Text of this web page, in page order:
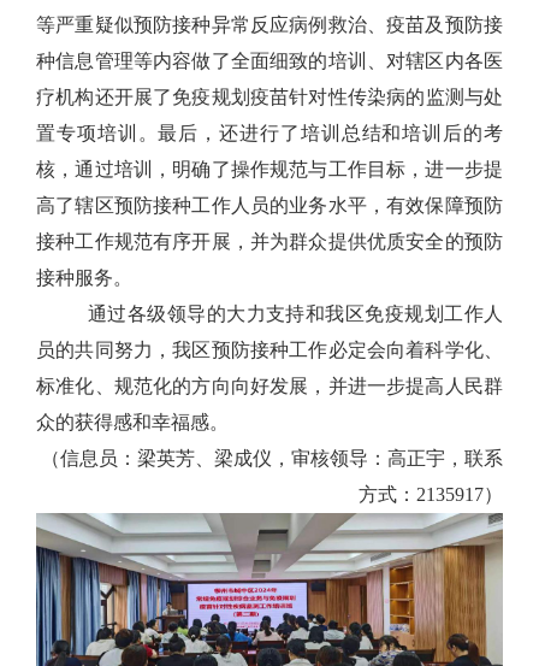
等严重疑似预防接种异常反应病例救治、疫苗及预防接
种信息管理等内容做了全面细致的培训、对辖区内各医
疗机构还开展了免疫规划疫苗针对性传染病的监测与处
置专项培训 。最后，还进行了培训总结和培训后的考
核，通过培训，明确了操作规范与工作目标，进一步提
高了辖区预防接种工作人员的业务水平，有效保障预防
接种工作规范有序开展，并为群众提供优质安全的预防
接种服务。
通过各级领导的大力支持和我区免疫规划工作人
员的共同努力，我区预防接种工作必定会向着科学化、
标准化、规范化的方向向好发展，并进一步提高人民群
众的获得感和幸福感。
（信息员：梁英芳、梁成仪，审核领导：高正宇，联系
方式：2135917）